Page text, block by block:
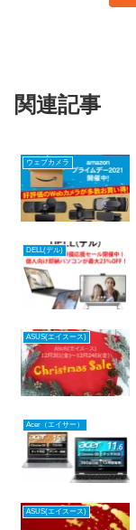
関連記事
ウェブカメラ
DELL(デル)
ASUS(エイスース)
Acer（エイサー）
ASUS(エイスース)